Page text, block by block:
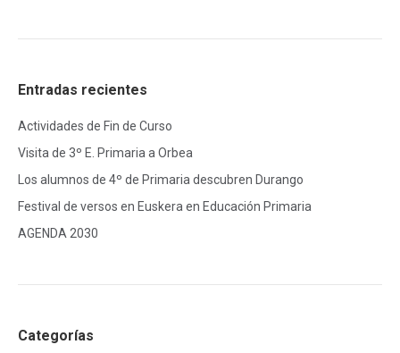
Entradas recientes
Actividades de Fin de Curso
Visita de 3º E. Primaria a Orbea
Los alumnos de 4º de Primaria descubren Durango
Festival de versos en Euskera en Educación Primaria
AGENDA 2030
Categorías